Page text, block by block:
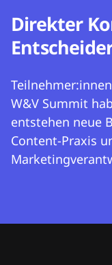
Direkter
W&V Summit
entstehen neue
Content-Praxis